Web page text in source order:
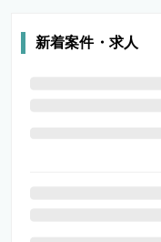
新着案件・求人